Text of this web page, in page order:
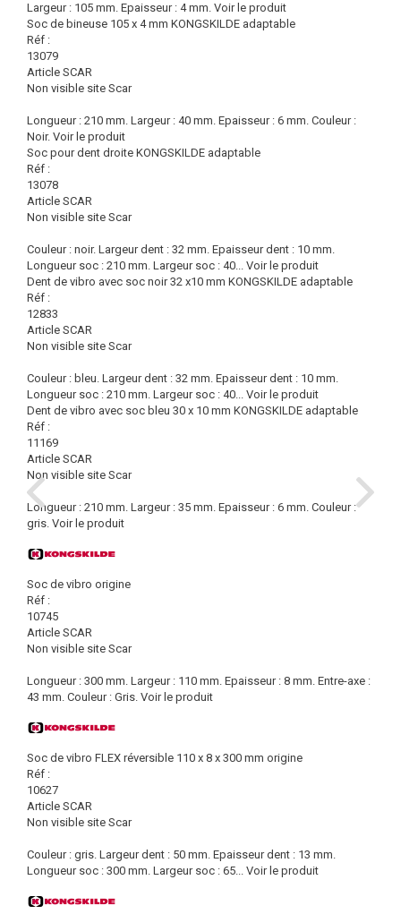
Largeur : 105 mm. Epaisseur : 4 mm. Voir le produit
Soc de bineuse 105 x 4 mm KONGSKILDE adaptable
Réf :
13079
Article SCAR
Non visible site Scar
Longueur : 210 mm. Largeur : 40 mm. Epaisseur : 6 mm. Couleur :
Noir. Voir le produit
Soc pour dent droite KONGSKILDE adaptable
Réf :
13078
Article SCAR
Non visible site Scar
Couleur : noir. Largeur dent : 32 mm. Epaisseur dent : 10 mm.
Longueur soc : 210 mm. Largeur soc : 40... Voir le produit
Dent de vibro avec soc noir 32 x10 mm KONGSKILDE adaptable
Réf :
12833
Article SCAR
Non visible site Scar
Couleur : bleu. Largeur dent : 32 mm. Epaisseur dent : 10 mm.
Longueur soc : 210 mm. Largeur soc : 40... Voir le produit
Dent de vibro avec soc bleu 30 x 10 mm KONGSKILDE adaptable
Réf :
11169
Article SCAR
Non visible site Scar
Longueur : 210 mm. Largeur : 35 mm. Epaisseur : 6 mm. Couleur :
gris. Voir le produit
Soc de vibro origine
Réf :
10745
Article SCAR
Non visible site Scar
Longueur : 300 mm. Largeur : 110 mm. Epaisseur : 8 mm. Entre-axe :
43 mm. Couleur : Gris. Voir le produit
Soc de vibro FLEX réversible 110 x 8 x 300 mm origine
Réf :
10627
Article SCAR
Non visible site Scar
Couleur : gris. Largeur dent : 50 mm. Epaisseur dent : 13 mm.
Longueur soc : 300 mm. Largeur soc : 65... Voir le produit